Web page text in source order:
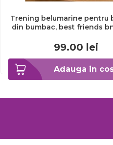
Adauga in
Trening belumarine pentru
din bumbac, best friends
99.00 lei